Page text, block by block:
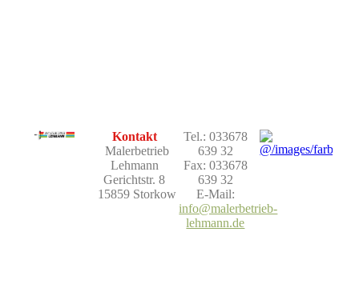
Kontakt
Malerbetrieb
Lehmann
Gerichtstr. 8
15859 Storkow
Tel.: 033678
639 32
Fax: 033678
639 32
E-Mail:
info@malerbetrieb-
lehmann.de